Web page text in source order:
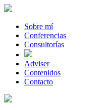
Sobre mí
Conferencias
Consultorías
Adviser
Contenidos
Contacto